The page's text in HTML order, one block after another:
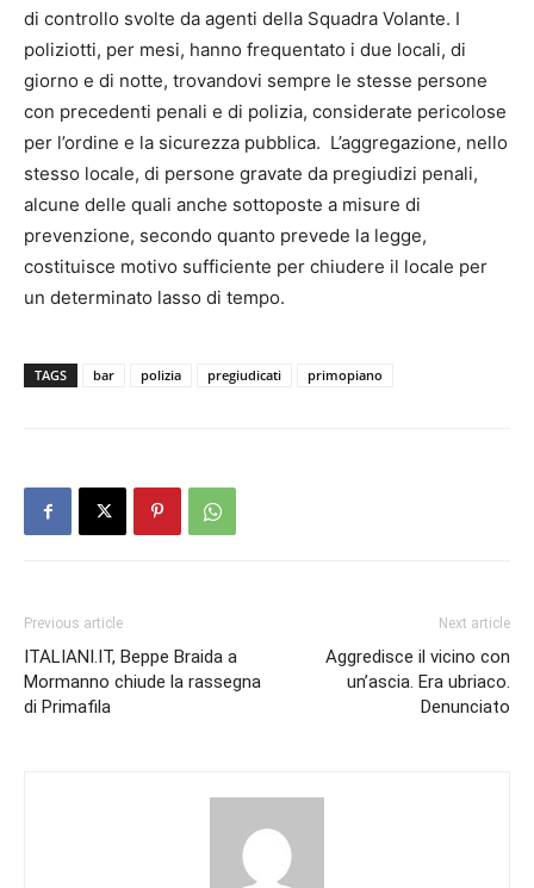
di controllo svolte da agenti della Squadra Volante. I
poliziotti, per mesi, hanno frequentato i due locali, di
giorno e di notte, trovandovi sempre le stesse persone
con precedenti penali e di polizia, considerate pericolose
per l’ordine e la sicurezza pubblica. L’aggregazione, nello
stesso locale, di persone gravate da pregiudizi penali,
alcune delle quali anche sottoposte a misure di
prevenzione, secondo quanto prevede la legge,
costituisce motivo sufficiente per chiudere il locale per
un determinato lasso di tempo.
TAGS bar polizia pregiudicati primopiano
Previous article
ITALIANI.IT, Beppe Braida a
Mormanno chiude la rassegna
di Primafila
Next article
Aggredisce il vicino con
un’ascia. Era ubriaco.
Denunciato